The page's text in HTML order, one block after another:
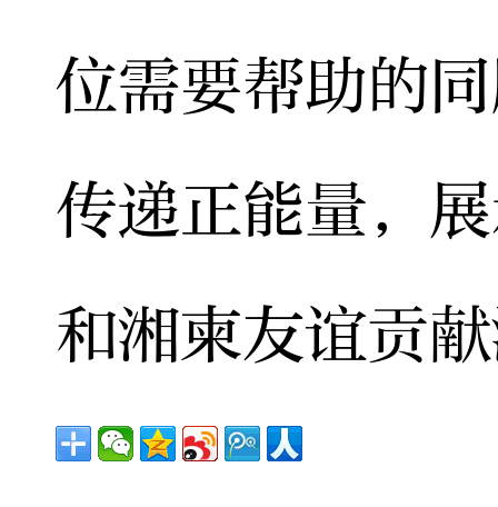
位需要帮助的
传递正能量，
和湘柬友谊贡